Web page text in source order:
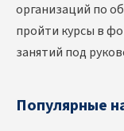
организаций по
пройти курсы в
занятий под
Популярные